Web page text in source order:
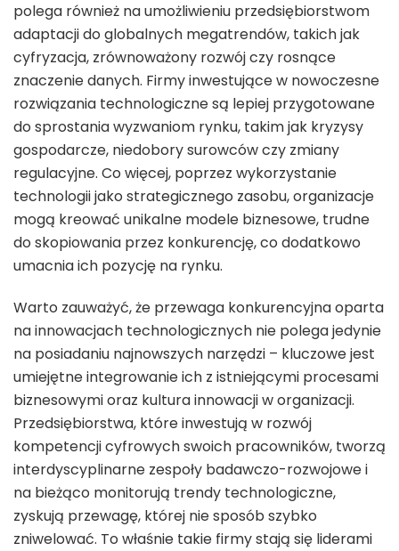
polega również na umożliwieniu przedsiębiorstwom
adaptacji do globalnych megatrendów, takich jak
cyfryzacja, zrównoważony rozwój czy rosnące
znaczenie danych. Firmy inwestujące w nowoczesne
rozwiązania technologiczne są lepiej przygotowane
do sprostania wyzwaniom rynku, takim jak kryzysy
gospodarcze, niedobory surowców czy zmiany
regulacyjne. Co więcej, poprzez wykorzystanie
technologii jako strategicznego zasobu, organizacje
mogą kreować unikalne modele biznesowe, trudne
do skopiowania przez konkurencję, co dodatkowo
umacnia ich pozycję na rynku.
Warto zauważyć, że przewaga konkurencyjna oparta
na innowacjach technologicznych nie polega jedynie
na posiadaniu najnowszych narzędzi – kluczowe jest
umiejętne integrowanie ich z istniejącymi procesami
biznesowymi oraz kultura innowacji w organizacji.
Przedsiębiorstwa, które inwestują w rozwój
kompetencji cyfrowych swoich pracowników, tworzą
interdyscyplinarne zespoły badawczo-rozwojowe i
na bieżąco monitorują trendy technologiczne,
zyskują przewagę, której nie sposób szybko
zniwelować. To właśnie takie firmy stają się liderami